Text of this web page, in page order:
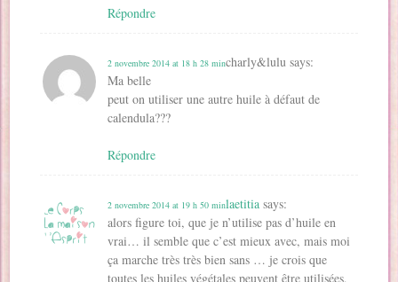
Répondre
charly&lulu says:
2 novembre 2014 at 18 h 28 min
Ma belle
peut on utiliser une autre huile à défaut de
calendula???
Répondre
laetitia says:
2 novembre 2014 at 19 h 50 min
alors figure toi, que je n’utilise pas d’huile en
vrai… il semble que c’est mieux avec, mais moi
ça marche très très bien sans … je crois que
toutes les huiles végétales peuvent être utilisées,